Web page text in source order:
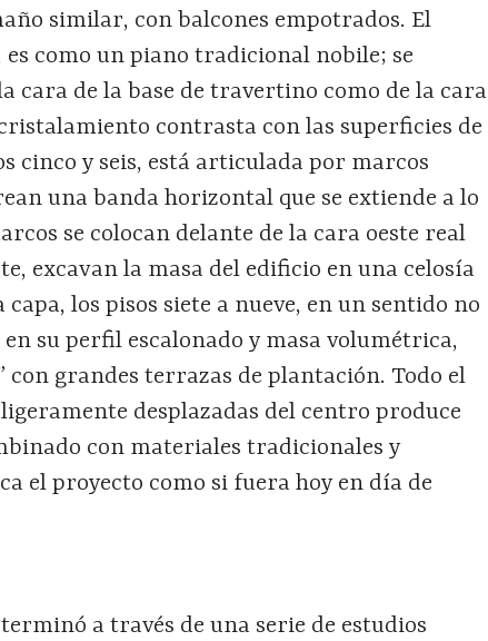
similar, con balcones empotrados. El
es como un piano tradicional nobile; se
cara de la base de travertino como de la cara
contrasta con las superficies de
cinco y seis, está articulada por marcos
una banda horizontal que se extiende a lo
se colocan delante de la cara oeste real
excavan la masa del edificio en una celosía
los pisos siete a nueve, en un sentido no
su perfil escalonado y masa volumétrica,
con grandes terrazas de plantación. Todo el
desplazadas del centro produce
con materiales tradicionales y
el proyecto como si fuera hoy en día de
a través de una serie de estudios